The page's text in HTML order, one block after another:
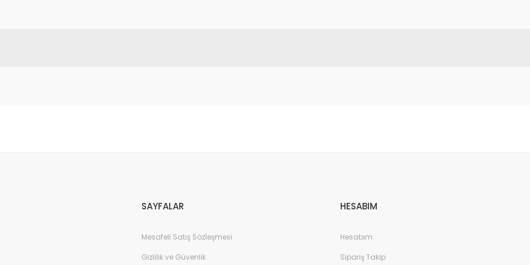
SAYFALAR
Mesafeli Satış Sözleşmesi
Gizlilik ve Güvenlik
HESABIM
Hesabım
Sipariş Takip